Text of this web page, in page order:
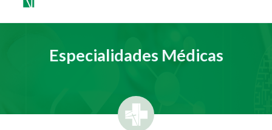
Especialidades Médicas